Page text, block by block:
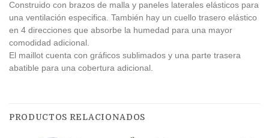
Construido con brazos de malla y paneles laterales elásticos para
una ventilación especifica. También hay un cuello trasero elástico
en 4 direcciones que absorbe la humedad para una mayor
comodidad adicional.
El maillot cuenta con gráficos sublimados y una parte trasera
abatible para una cobertura adicional.
PRODUCTOS RELACIONADOS